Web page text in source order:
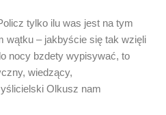
tylko ilu was jest na tym
wątku – jakbyście się tak wzięli
nocy bzdety wypisywać, to
wiedzący,
Olkusz nam